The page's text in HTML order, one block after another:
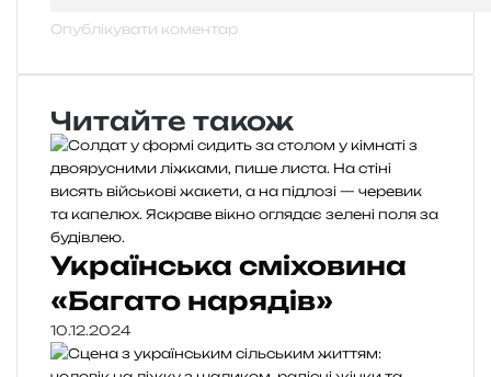
Читайте також
Українська сміховина
«Багато нарядів»
10.12.2024